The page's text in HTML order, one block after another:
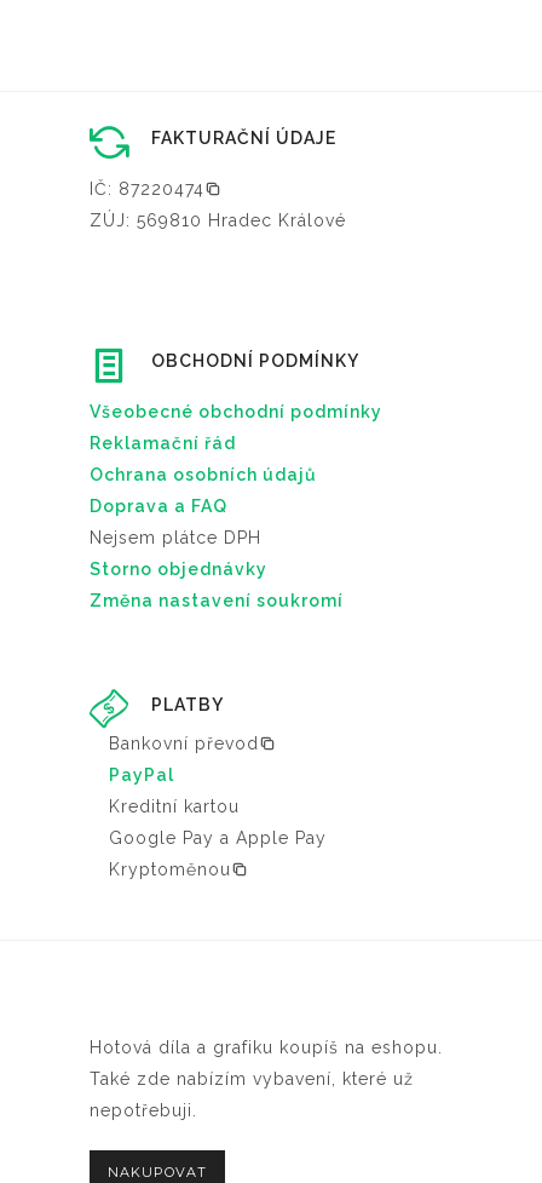
FAKTURAČNÍ ÚDAJE
IČ: 87220474
ZÚJ: 569810 Hradec Králové
OBCHODNÍ PODMÍNKY
Všeobecné obchodní podmínky
Reklamační řád
Ochrana osobních údajů
Doprava a FAQ
Nejsem plátce DPH
Storno objednávky
Změna nastavení soukromí
PLATBY
Bankovní převod
PayPal
Kreditní kartou
Google Pay a Apple Pay
Kryptoměnou
Hotová díla a grafiku koupíš na eshopu.
Také zde nabízím vybavení, které už
nepotřebuji.
NAKUPOVAT